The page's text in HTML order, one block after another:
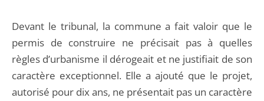
Devant le tribunal, la commune a fait valoir que le
permis de construire ne précisait pas à quelles
règles d’urbanisme il dérogeait et ne justifiait de son
caractère exceptionnel. Elle a ajouté que le projet,
autorisé pour dix ans, ne présentait pas un caractère